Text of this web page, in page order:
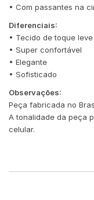
• Com passantes na
Diferenciais:
• Tecido de toque
• Super confortável
• Elegante
• Sofisticado
Observações:
Peça fabricada no
A tonalidade da peça
celular.